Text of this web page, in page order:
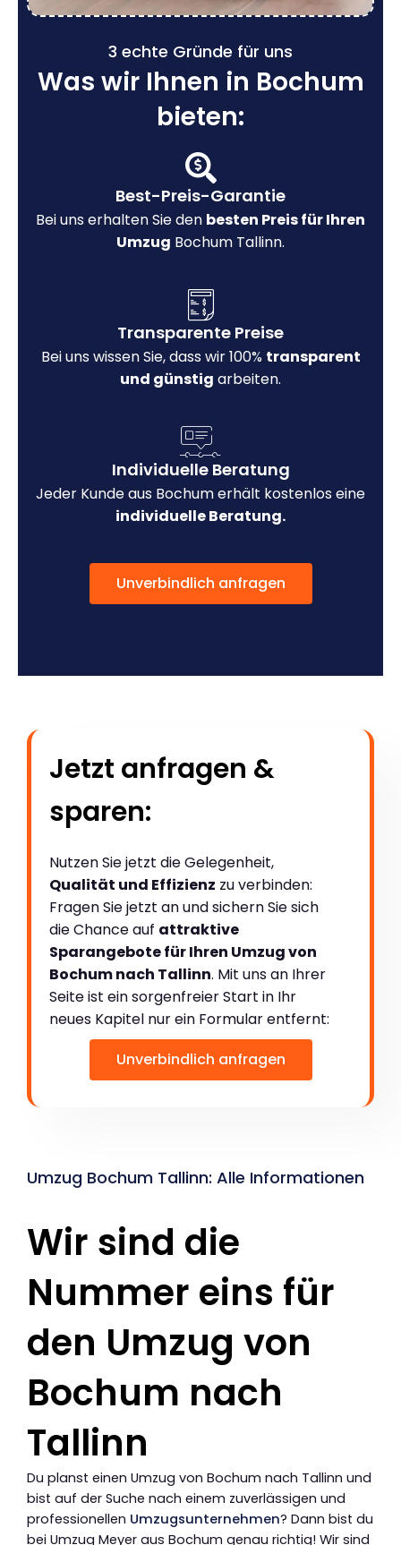
3 echte Gründe für uns
Was wir Ihnen in Bochum
bieten:
Best-Preis-Garantie
Bei uns erhalten Sie den besten Preis für Ihren
Umzug Bochum Tallinn.
Transparente Preise
Bei uns wissen Sie, dass wir 100% transparent
und günstig arbeiten.
Individuelle Beratung
Jeder Kunde aus Bochum erhält kostenlos eine
individuelle Beratung.
Unverbindlich anfragen
Jetzt anfragen &
sparen:
Nutzen Sie jetzt die Gelegenheit,
Qualität und Effizienz zu verbinden:
Fragen Sie jetzt an und sichern Sie sich
die Chance auf attraktive
Sparangebote für Ihren Umzug von
Bochum nach Tallinn. Mit uns an Ihrer
Seite ist ein sorgenfreier Start in Ihr
neues Kapitel nur ein Formular entfernt:
Unverbindlich anfragen
Umzug Bochum Tallinn: Alle Informationen
Wir sind die
Nummer eins für
den Umzug von
Bochum nach
Tallinn
Du planst einen Umzug von Bochum nach Tallinn und
bist auf der Suche nach einem zuverlässigen und
professionellen Umzugsunternehmen? Dann bist du
bei Umzug Meyer aus Bochum genau richtig! Wir sind